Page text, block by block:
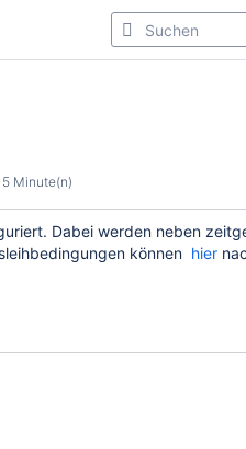
Minute(n)
Dabei werden neben
können hier